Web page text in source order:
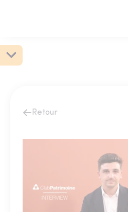
Retour